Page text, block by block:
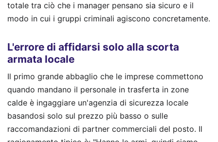
totale tra ciò che i manager pensano sia sicuro e il
modo in cui i gruppi criminali agiscono concretamente.
L'errore di affidarsi solo alla scorta
armata locale
Il primo grande abbaglio che le imprese commettono
quando mandano il personale in trasferta in zone
calde è ingaggiare un'agenzia di sicurezza locale
basandosi solo sul prezzo più basso o sulle
raccomandazioni di partner commerciali del posto. Il